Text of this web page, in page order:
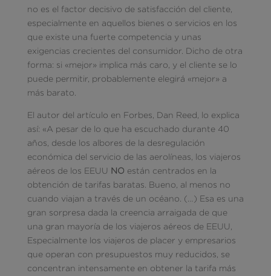
no es el factor decisivo de satisfacción del cliente,
especialmente en aquellos bienes o servicios en los
que existe una fuerte competencia y unas
exigencias crecientes del consumidor. Dicho de otra
forma: si «mejor» implica más caro, y el cliente se lo
puede permitir, probablemente elegirá «mejor» a
más barato.
El autor del artículo en Forbes, Dan Reed, lo explica
así: «A pesar de lo que ha escuchado durante 40
años, desde los albores de la desregulación
económica del servicio de las aerolíneas, los viajeros
aéreos de los EEUU NO están centrados en la
obtención de tarifas baratas. Bueno, al menos no
cuando viajan a través de un océano. (…) Esa es una
gran sorpresa dada la creencia arraigada de que
una gran mayoría de los viajeros aéreos de EEUU,
Especialmente los viajeros de placer y empresarios
que operan con presupuestos muy reducidos, se
concentran intensamente en obtener la tarifa más